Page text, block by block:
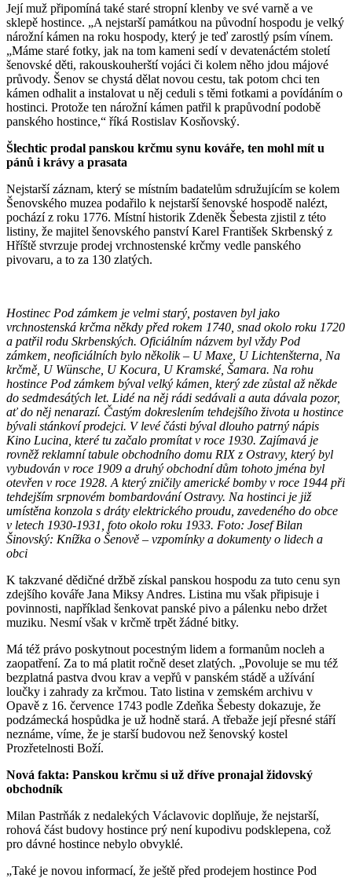
Její muž připomíná také staré stropní klenby ve své varně a ve
sklepě hostince. „A nejstarší památkou na původní hospodu je velký
nárožní kámen na roku hospody, který je teď zarostlý psím vínem.
„Máme staré fotky, jak na tom kameni sedí v devatenáctém století
šenovské děti, rakouskouherští vojáci či kolem něho jdou májové
průvody. Šenov se chystá dělat novou cestu, tak potom chci ten
kámen odhalit a instalovat u něj ceduli s těmi fotkami a povídáním o
hostinci. Protože ten nárožní kámen patřil k prapůvodní podobě
panského hostince,“ říká Rostislav Kosňovský.
Šlechtic prodal panskou krčmu synu kováře, ten mohl mít u
pánů i krávy a prasata
Nejstarší záznam, který se místním badatelům sdružujícím se kolem
Šenovského muzea podařilo k nejstarší šenovské hospodě nalézt,
pochází z roku 1776. Místní historik Zdeněk Šebesta zjistil z této
listiny, že majitel šenovského panství Karel František Skrbenský z
Hříště stvrzuje prodej vrchnostenské krčmy vedle panského
pivovaru, a to za 130 zlatých.
Hostinec Pod zámkem je velmi starý, postaven byl jako
vrchnostenská krčma někdy před rokem 1740, snad okolo roku 1720
a patřil rodu Skrbenských. Oficiálním názvem byl vždy Pod
zámkem, neoficiálních bylo několik – U Maxe, U Lichtenšterna, Na
krčmě, U Wünsche, U Kocura, U Kramské, Šamara. Na rohu
hostince Pod zámkem býval velký kámen, který zde zůstal až někde
do sedmdesátých let. Lidé na něj rádi sedávali a auta dávala pozor,
ať do něj nenarazí. Častým dokreslením tehdejšího života u hostince
bývali stánkoví prodejci. V levé části býval dlouho patrný nápis
Kino Lucina, které tu začalo promítat v roce 1930. Zajímavá je
rovněž reklamní tabule obchodního domu RIX z Ostravy, který byl
vybudován v roce 1909 a druhý obchodní dům tohoto jména byl
otevřen v roce 1928. A který zničily americké bomby v roce 1944 při
tehdejším srpnovém bombardování Ostravy. Na hostinci je již
umístěna konzola s dráty elektrického proudu, zavedeného do obce
v letech 1930-1931, foto okolo roku 1933. Foto: Josef Bilan
Šinovský: Knížka o Šenově – vzpomínky a dokumenty o lidech a
obci
K takzvané dědičné držbě získal panskou hospodu za tuto cenu syn
zdejšího kováře Jana Miksy Andres. Listina mu však připisuje i
povinnosti, například šenkovat panské pivo a pálenku nebo držet
muziku. Nesmí však v krčmě trpět žádné bitky.
Má též právo poskytnout pocestným lidem a formanům nocleh a
zaopatření. Za to má platit ročně deset zlatých. „Povoluje se mu též
bezplatná pastva dvou krav a vepřů v panském stádě a užívání
loučky i zahrady za krčmou. Tato listina v zemském archivu v
Opavě z 16. července 1743 podle Zdeňka Šebesty dokazuje, že
podzámecká hospůdka je už hodně stará. A třebaže její přesné stáří
neznáme, víme, že je starší budovou než šenovský kostel
Prozřetelnosti Boží.
Nová fakta: Panskou krčmu si už dříve pronajal židovský
obchodník
Milan Pastrňák z nedalekých Václavovic doplňuje, že nejstarší,
rohová část budovy hostince prý není kupodivu podsklepena, což
pro dávné hostince nebylo obvyklé.
„Také je novou informací, že ještě před prodejem hostince Pod